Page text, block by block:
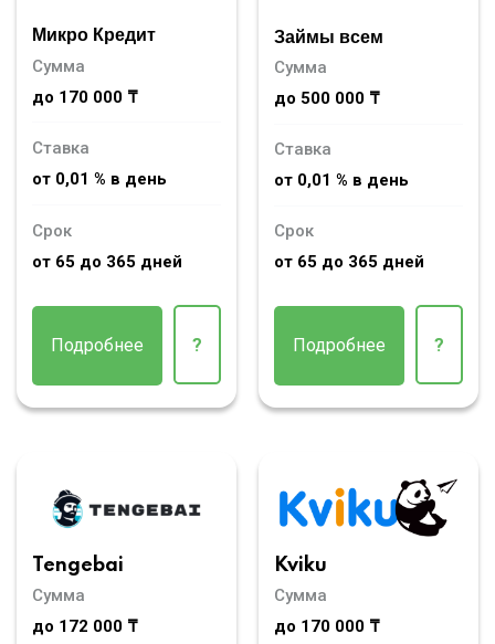
Микро Кредит
Сумма
до 170 000 ₸
Ставка
от 0,01 % в день
Срок
от 65 до 365 дней
Подробнее ?
Займы всем
Сумма
до 500 000 ₸
Ставка
от 0,01 % в день
Срок
от 65 до 365 дней
Подробнее ?
Tengebai
Сумма
до 172 000 ₸
Kviku
Сумма
до 170 000 ₸